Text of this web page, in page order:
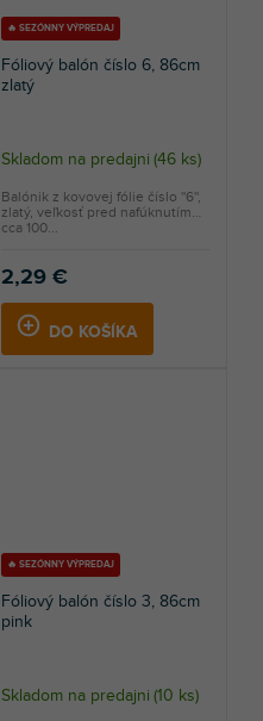
🔥 SEZÓNNY VÝPREDAJ
Fóliový balón číslo 6, 86cm
zlatý
Skladom na predajni (46 ks)
2,29 €
DO KOŠÍKA
Balónik z kovovej fólie číslo ''6'',
zlatý, veľkosť pred nafúknutím
cca 100...
🔥 SEZÓNNY VÝPREDAJ
Fóliový balón číslo 3, 86cm
pink
Skladom na predajni (10 ks)